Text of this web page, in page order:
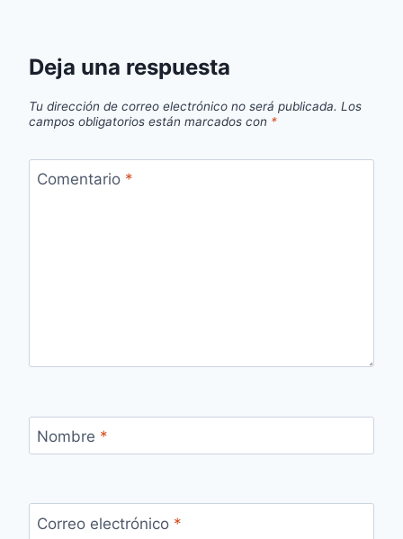
Deja una respuesta
Tu dirección de correo electrónico no será publicada. Los
campos obligatorios están marcados con *
Comentario *
Nombre *
Correo electrónico *